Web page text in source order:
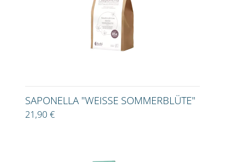
SAPONELLA "WEISSE SOMMERBLÜTE"
21,90 €